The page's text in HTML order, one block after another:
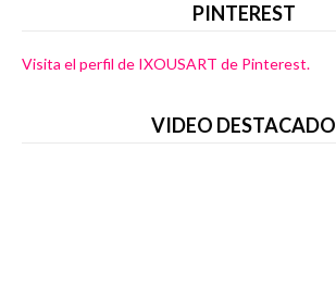
PINTEREST
Visita el perfil de IXOUSART de Pinterest.
VIDEO DESTACADO